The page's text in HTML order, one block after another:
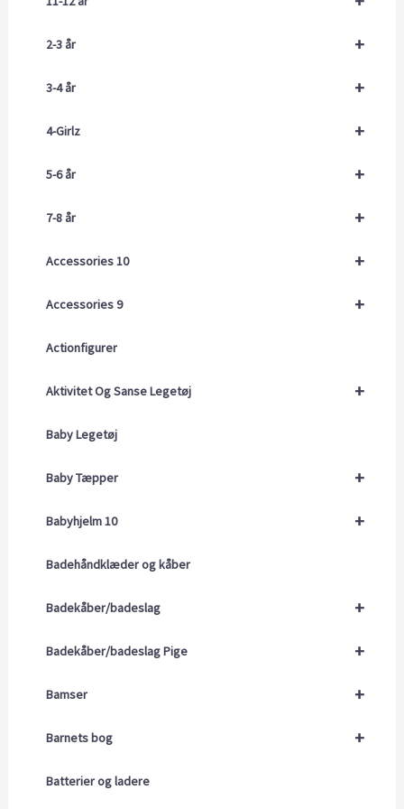
+
2-3 år
+
3-4 år
+
4-Girlz
+
5-6 år
+
7-8 år
+
Accessories 10
+
Accessories 9
Actionfigurer
+
Aktivitet Og Sanse Legetøj
Baby Legetøj
+
Baby Tæpper
+
Babyhjelm 10
Badehåndklæder og kåber
+
Badekåber/badeslag
+
Badekåber/badeslag Pige
+
Bamser
+
Barnets bog
Batterier og ladere